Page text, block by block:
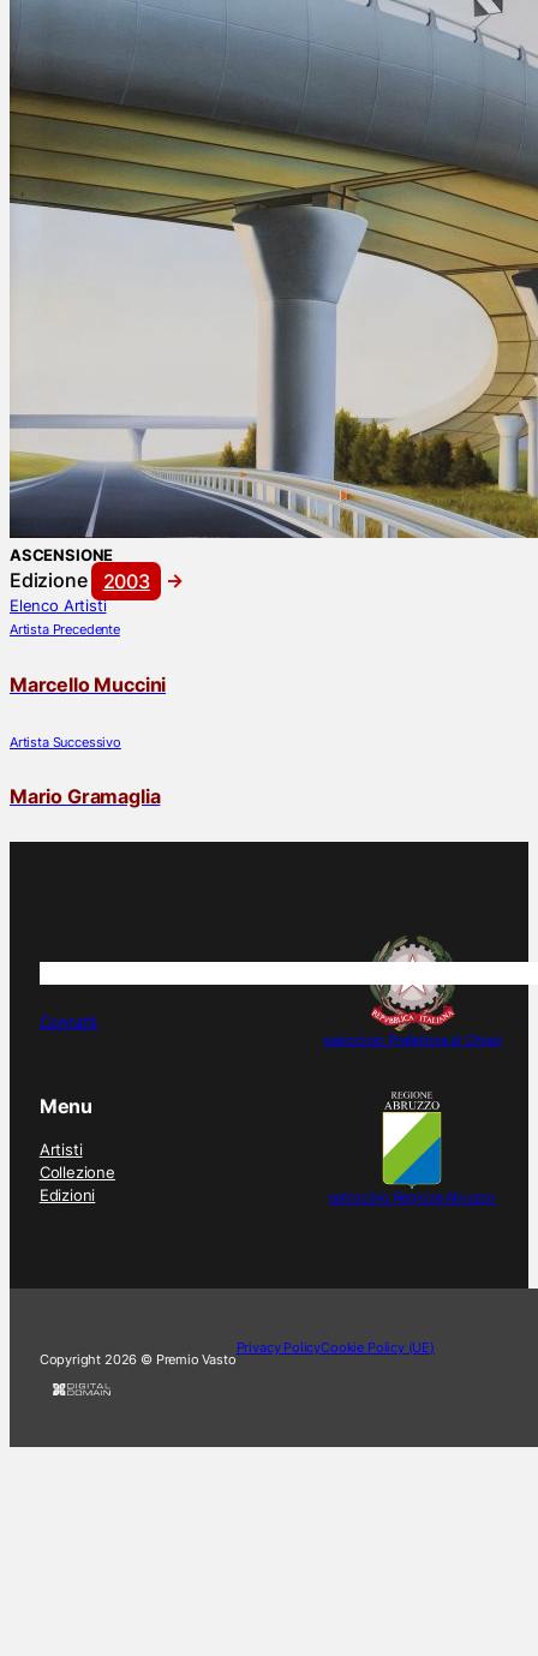
ASCENSIONE
Edizione 2003
Elenco Artisti
Artista Precedente
Marcello Muccini
Artista Successivo
Mario Gramaglia
patrocinio Prefettura di Chieti
patrocinio Regione Abruzzo
Contatti
Menu
Artisti
Collezione
Edizioni
Copyright 2026 © Premio Vasto
Privacy PolicyCookie Policy (UE)